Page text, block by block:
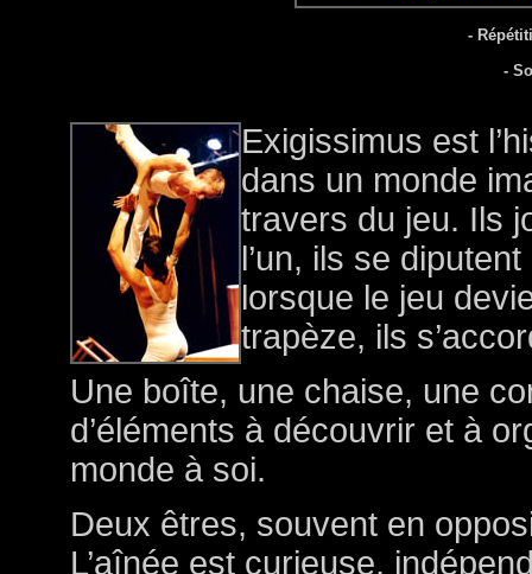
-
-
Exigissimus est
dans un monde
travers du jeu. Ils
l’un, ils se
lorsque le jeu
trapèze, ils
Une boîte, une chaise, une
d’éléments à découvrir et à
monde à soi.
Deux êtres, souvent en
L’aînée est curieuse,